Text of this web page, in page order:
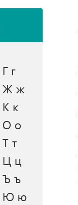
Г г
Ж ж
К к
О о
Т т
Ц ц
Ъ ъ
Ю ю